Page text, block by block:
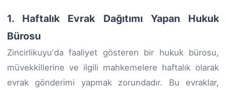
1. Haftalık Evrak Dağıtımı Yapan Hukuk
Bürosu
Zincirlikuyu'da faaliyet gösteren bir hukuk bürosu,
müvekkillerine ve ilgili mahkemelere haftalık olarak
evrak gönderimi yapmak zorundadır. Bu evraklar,